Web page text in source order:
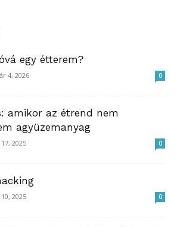
egy étterem?
4, 2026 0
amikor az étrend nem
agyüzemanyag
2025 0
2025 0